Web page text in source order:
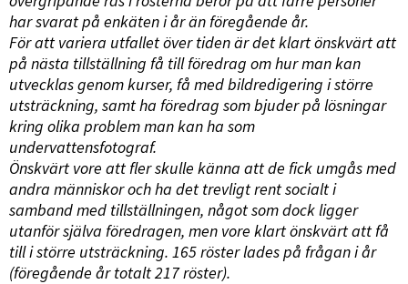
har svarat på enkäten i år än föregående år.
För att variera utfallet över tiden är det klart önskvärt att
på nästa tillställning få till föredrag om hur man kan
utvecklas genom kurser, få med bildredigering i större
utsträckning, samt ha föredrag som bjuder på lösningar
kring olika problem man kan ha som
undervattensfotograf.
Önskvärt vore att fler skulle känna att de fick umgås med
andra människor och ha det trevligt rent socialt i
samband med tillställningen, något som dock ligger
utanför själva föredragen, men vore klart önskvärt att få
till i större utsträckning. 165 röster lades på frågan i år
(föregående år totalt 217 röster).